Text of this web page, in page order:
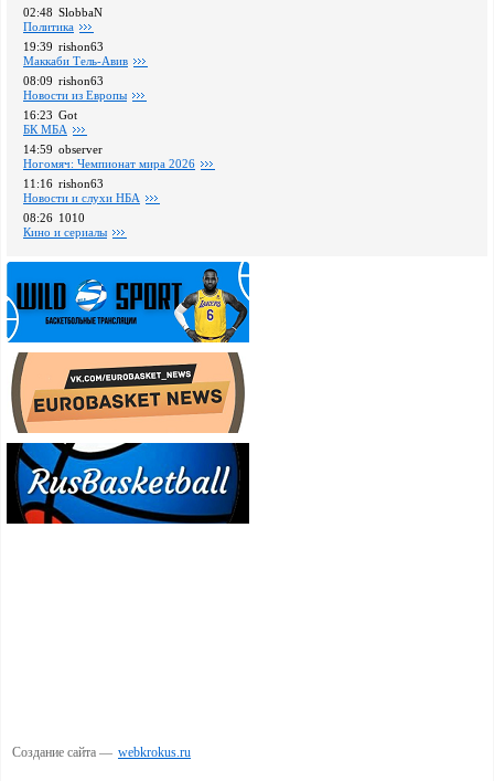
02:48 SlobbaN
Политика
19:39 rishon63
Маккаби Тель-Авив
08:09 rishon63
Новости из Европы
16:23 Got
БК МБА
14:59 observer
Ногомяч: Чемпионат мира 2026
11:16 rishon63
Новости и слухи НБА
08:26 1010
Кино и сериалы
Создание сайта — webkrokus.ru